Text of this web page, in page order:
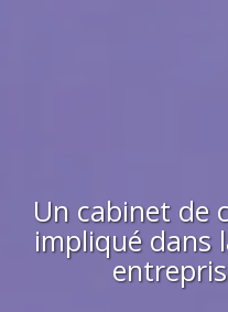
Un cabinet de
impliqué dans